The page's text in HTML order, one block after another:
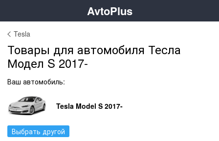
AvtoPlus
Tesla
Товары для автомобиля Тесла
Модел S 2017-
Ваш автомобиль:
Tesla Model S 2017-
Выбрать другой